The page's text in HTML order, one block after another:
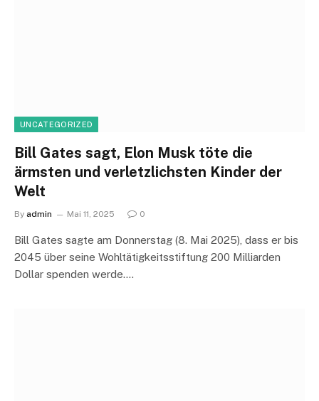
UNCATEGORIZED
Bill Gates sagt, Elon Musk töte die
ärmsten und verletzlichsten Kinder der
Welt
By admin Mai 11, 2025 0
Bill Gates sagte am Donnerstag (8. Mai 2025), dass er bis
2045 über seine Wohltätigkeitsstiftung 200 Milliarden
Dollar spenden werde.…